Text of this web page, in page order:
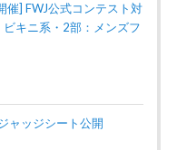
] FWJ公式コンテスト対
キニ系・2部：メンズフ
ャッジシート公開